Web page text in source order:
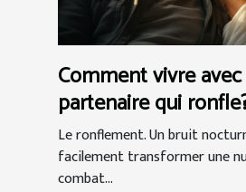
Comment vivre
partenaire qui
Le ronflement. Un bruit
facilement transformer une
combat...